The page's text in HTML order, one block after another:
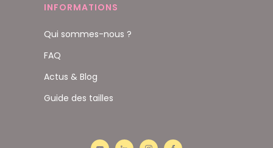
INFORMATIONS
Qui sommes-nous ?
FAQ
Actus & Blog
Guide des tailles